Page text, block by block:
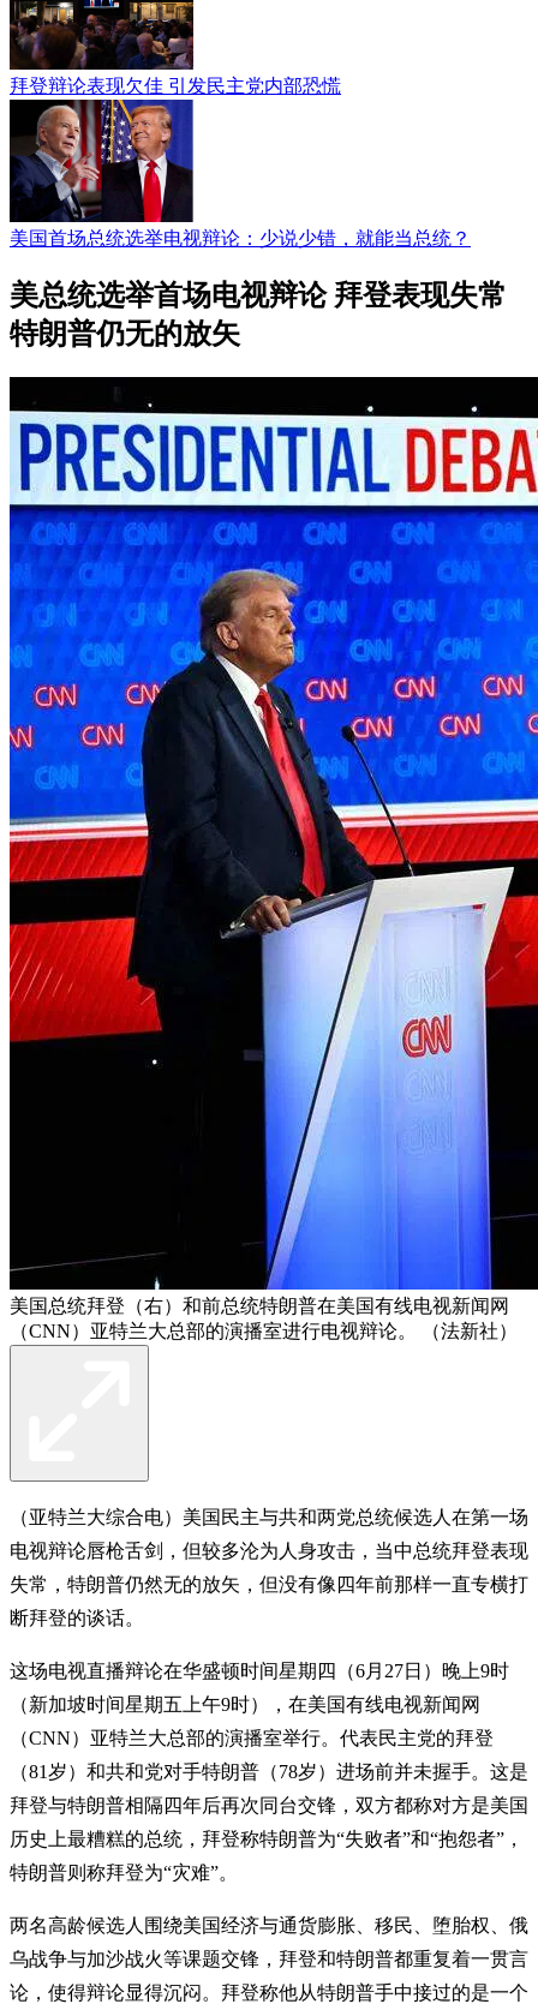
拜登辩论表现欠佳 引发民主党内部恐慌
美国首场总统选举电视辩论：​少说少错，就能当总统？
美总统选举首场电视辩论 拜登表现失常
特朗普仍无的放矢
美国总统拜登（右）和前总统特朗普在美国有线电视新闻网
（CNN）亚特兰大总部的演播室进行电视辩论。 （法新社）
（亚特兰大综合电）美国民主与共和两党总统候选人在第一场
电视辩论唇枪舌剑，但较多沦为人身攻击，当中总统拜登表现
失常，特朗普仍然无的放矢，但没有像四年前那样一直专横打
断拜登的谈话。
这场电视直播辩论在华盛顿时间星期四（6月27日）晚上9时
（新加坡时间星期五上午9时），在美国有线电视新闻网
（CNN）亚特兰大总部的演播室举行。代表民主党的拜登
（81岁）和共和党对手特朗普（78岁）进场前并未握手。这是
拜登与特朗普相隔四年后再次同台交锋，双方都称对方是美国
历史上最糟糕的总统，拜登称特朗普为“失败者”和“抱怨者”，
特朗普则称拜登为“灾难”。
两名高龄候选人围绕美国经济与通货膨胀、移民、堕胎权、俄
乌战争与加沙战火等课题交锋，拜登和特朗普都重复着一贯言
论，使得辩论显得沉闷。拜登称他从特朗普手中接过的是一个